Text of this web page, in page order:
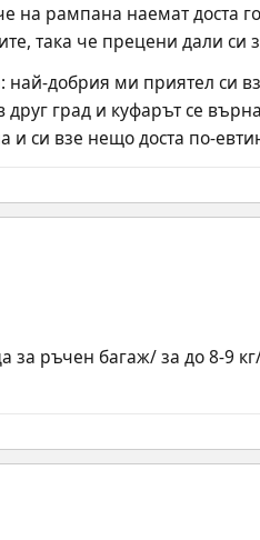
на рампана наемат
така че прецени дали си
добрия ми приятел си
град и куфарът се
и си взе нещо доста по-
ръчен багаж/ за до 8-9